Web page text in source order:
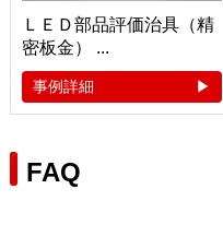
ＬＥＤ部品評価治具（精
密板金） ...
事例詳細
FAQ